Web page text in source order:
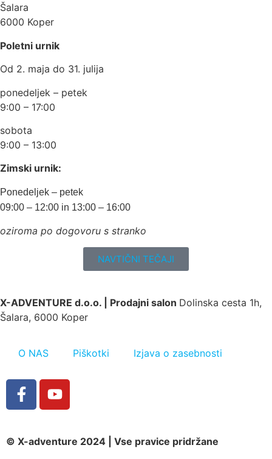
Šalara
6000 Koper
Poletni urnik
Od 2. maja do 31. julija
ponedeljek – petek
9:00 – 17:00
sobota
9:00 – 13:00
Zimski urnik:
Ponedeljek – petek
09:00 – 12:00 in 13:00 – 16:00
oziroma po dogovoru s stranko
NAVTIČNI TEČAJI
X-ADVENTURE d.o.o. | Prodajni salon Dolinska cesta 1h,
Šalara, 6000 Koper
O NAS Piškotki Izjava o zasebnosti
© X-adventure 2024 | Vse pravice pridržane